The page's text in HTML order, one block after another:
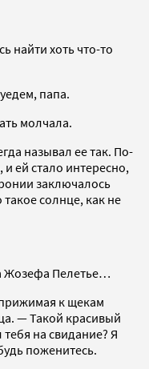
найти хоть что-то
папа.
молчала.
называл ее так. По-
ей стало интересно,
заключалось
солнце, как не
Жозефа Пелетье…
к щекам
— Такой красивый
на свидание? Я
поженитесь.